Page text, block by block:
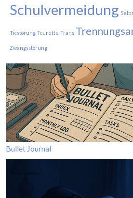
Schulvermeidung
Ticstörung Tourette Trans
Zwangsstörung
Bullet Journal